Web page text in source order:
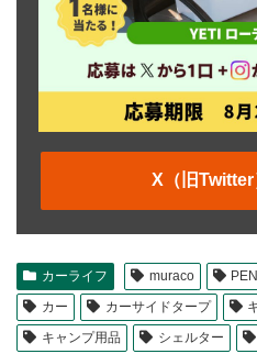
X（旧Twitter
カーライフ muraco
カー
カーサイドタープ
キャンプ用品
シェルター